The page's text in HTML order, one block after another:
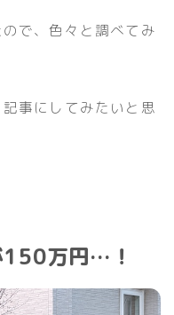
で、色々と調べてみ
事にしてみたいと思
万円…！